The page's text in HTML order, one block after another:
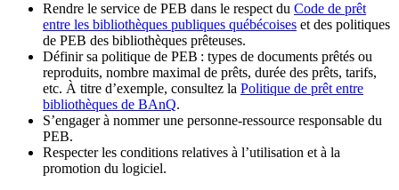
Rendre le service de PEB dans le respect du Code de prêt
entre les bibliothèques publiques québécoises et des politiques
de PEB des bibliothèques prêteuses.
Définir sa politique de PEB : types de documents prêtés ou
reproduits, nombre maximal de prêts, durée des prêts, tarifs,
etc. À titre d’exemple, consultez la Politique de prêt entre
bibliothèques de BAnQ.
S’engager à nommer une personne-ressource responsable du
PEB.
Respecter les conditions relatives à l’utilisation et à la
promotion du logiciel.